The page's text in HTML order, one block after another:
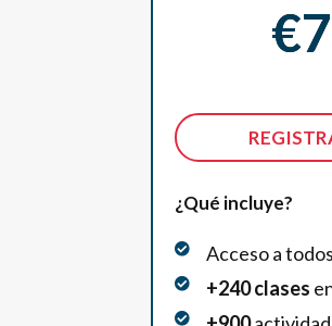
¿Qué incluye?
Acceso a
+240 clases